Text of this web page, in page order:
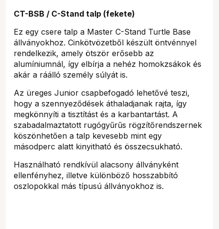
CT-BSB / C-Stand talp (fekete)
Ez egy csere talp a Master C-Stand Turtle Base
állványokhoz. Cinkötvözetből készült öntvénnyel
rendelkezik, amely ötször erősebb az
alumíniumnál, így elbírja a nehéz homokzsákok és
akár a ráálló személy súlyát is.
Az üreges Junior csapbefogadó lehetővé teszi,
hogy a szennyeződések áthaladjanak rajta, így
megkönnyíti a tisztítást és a karbantartást. A
szabadalmaztatott rugógyűrűs rögzítőrendszernek
köszönhetően a talp kevesebb mint egy
másodperc alatt kinyitható és összecsukható.
Használható rendkívül alacsony állványként
ellenfényhez, illetve különböző hosszabbító
oszlopokkal más típusú állványokhoz is.